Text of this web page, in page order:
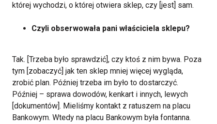
której wychodzi, o której otwiera sklep, czy [jest] sam.
Czyli obserwowała pani właściciela sklepu?
Tak. [Trzeba było sprawdzić], czy ktoś z nim bywa. Poza
tym [zobaczyć] jak ten sklep mniej więcej wygląda,
zrobić plan. Później trzeba im było to dostarczyć.
Później – sprawa dowodów, kenkart i innych, lewych
[dokumentów]. Mieliśmy kontakt z ratuszem na placu
Bankowym. Wtedy na placu Bankowym była fontanna.